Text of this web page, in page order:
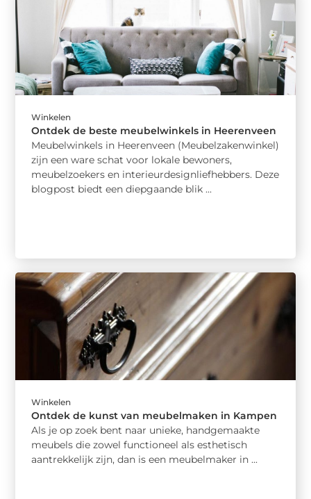
Winkelen
Ontdek de beste meubelwinkels in Heerenveen
Meubelwinkels in Heerenveen (Meubelzakenwinkel)
zijn een ware schat voor lokale bewoners,
meubelzoekers en interieurdesignliefhebbers. Deze
blogpost biedt een diepgaande blik ...
Winkelen
Ontdek de kunst van meubelmaken in Kampen
Als je op zoek bent naar unieke, handgemaakte
meubels die zowel functioneel als esthetisch
aantrekkelijk zijn, dan is een meubelmaker in ...